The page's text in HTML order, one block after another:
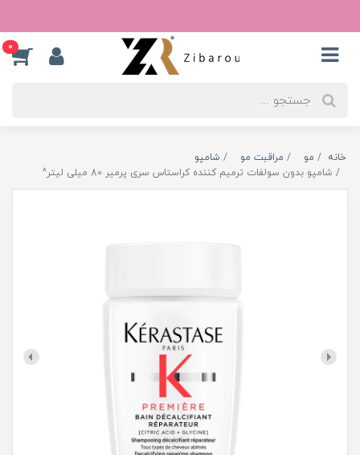
0
خانه مو مراقبت مو
شامپو
شامپو بدون سولفات ترمیم کننده کراستاس سری پرمیر 80 میلی لیتر^